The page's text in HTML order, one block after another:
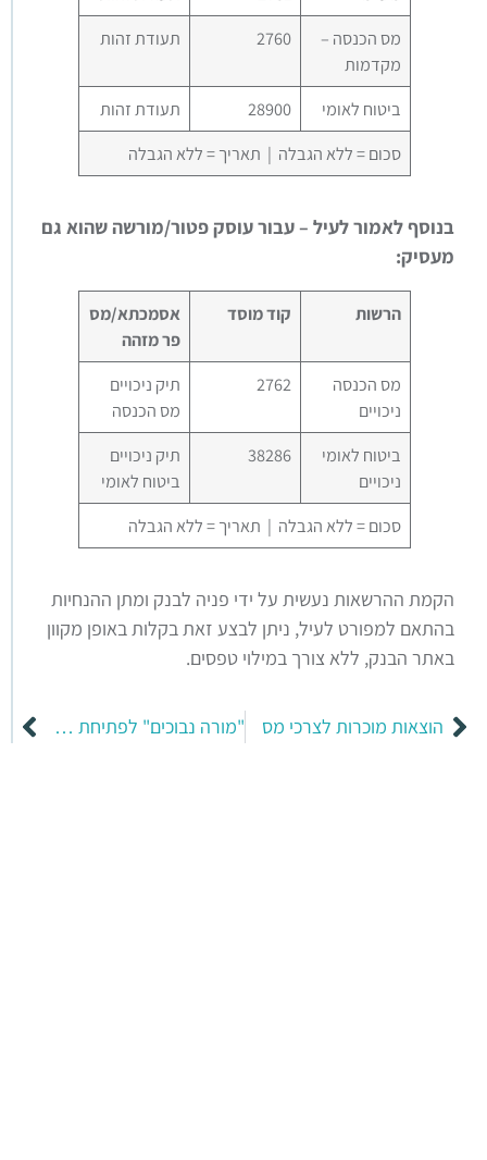
מס הכנסה –
מקדמות
2760 תעודת זהות
ביטוח לאומי 28900
תעודת זהות
סכום = ללא הגבלה | תאריך = ללא הגבלה
בנוסף לאמור לעיל – עבור עוסק פטור/מורשה שהוא גם
מעסיק:
הרשות קוד מוסד
אסמכתא/מס
פר מזהה
מס הכנסה
ניכויים
2762
תיק ניכויים
מס הכנסה
ביטוח לאומי
ניכויים
38286
תיק ניכויים
ביטוח לאומי
סכום = ללא הגבלה | תאריך = ללא הגבלה
הקמת ההרשאות נעשית על ידי פניה לבנק ומתן ההנחיות
בהתאם למפורט לעיל, ניתן לבצע זאת בקלות באופן מקוון
באתר הבנק, ללא צורך במילוי טפסים.
הוצאות מוכרות לצרכי מס "מורה נבוכים" לפתיחת עסק חדש